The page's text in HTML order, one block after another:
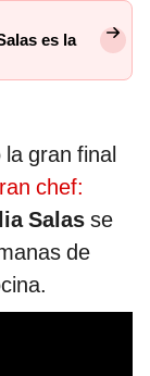
es la
gran final
chef:
Salas se
de